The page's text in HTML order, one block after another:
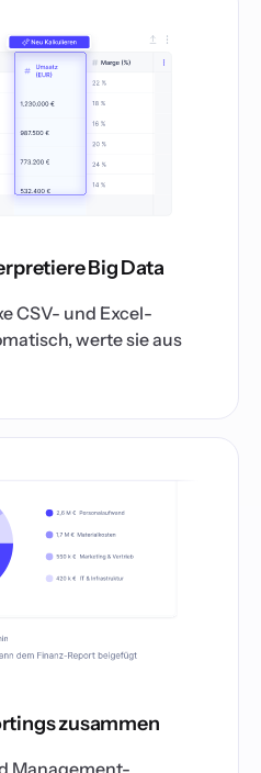
Big Data
CSV- und Excel-
werte sie aus
zusammen